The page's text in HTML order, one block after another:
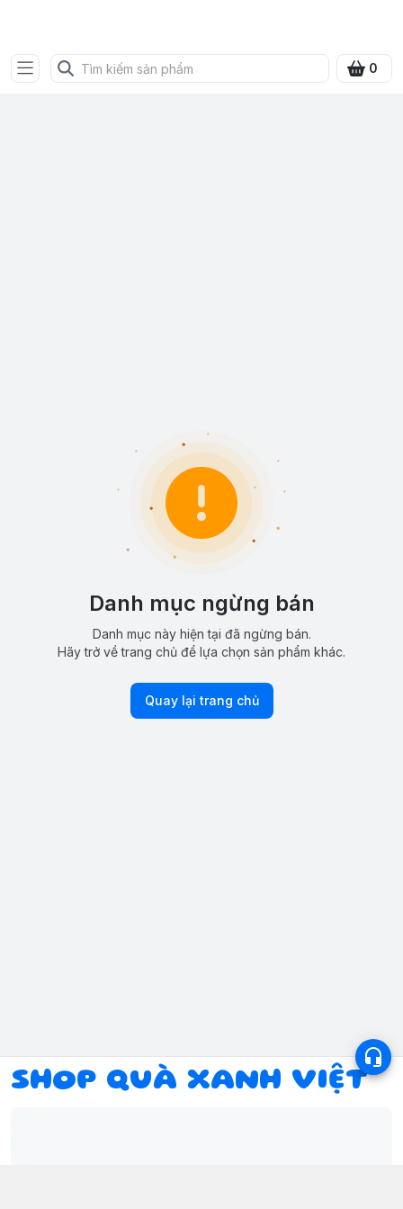
0
Danh mục ngừng bán
Danh mục này hiện tại đã ngừng bán.
Hãy trở về trang chủ để lựa chọn sản phẩm khác.
Quay lại trang chủ
SHOP QUÀ XANH VIỆT